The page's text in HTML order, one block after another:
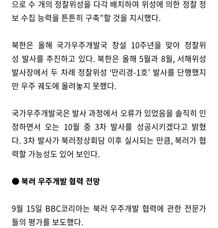
으로 수 개의 정찰위성을 다각 배치하여 위성에 의한 정찰 정
보 수집 능력을 튼튼히 구축”할 것을 지시했다.
북한은 올해 국가우주개발국 창설 10주년을 맞아 정찰위
성 발사를 추진하고 있다. 북한은 올해 5월과 8월, 서해위성
발사장에서 두 차례 정찰위성 ‘만리경-1호’ 발사를 단행했지
만 우주 궤도에 올려놓지 못했다.
국가우주개발국은 발사 과정에서 오류가 있었음을 솔직히 인
정하면서 오는 10월 중 3차 발사를 성공시키겠다고 밝혔
다. 3차 발사가 북러정상회담 이후 실시되는 만큼, 북러가 협
력할 가능성도 있어 보인다.
● 북러 우주개발 협력 전망
9월 15일 BBC코리아는 북러 우주개발 협력에 관한 전문가
들의 평가를 보도했다.